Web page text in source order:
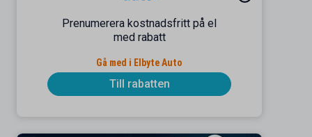
Prenumerera kostnadsfritt på el
med rabatt
Gå med i Elbyte Auto
Till rabatten